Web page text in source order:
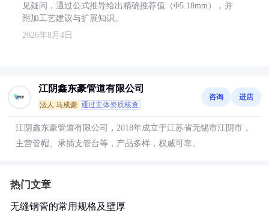
见疑问，通过公式推导给出精确推荐值（Φ5.18mm），并
附加工艺建议与扩展知识。
2026年8月4日
江阴鑫东豪管道有限公司
法人:马成豪 通过主体资质核查
咨询 进店
江阴鑫东豪管道有限公司，2018年成立于江苏省无锡市江阴市，
主营管帽、承插支管台等，产品多样，权威可靠。
热门文章
无缝钢管的常用规格及壁厚